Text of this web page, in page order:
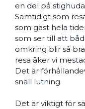
en del på
Samtidigt som
som gäst hela
som ser till att
omkring blir så
resa åker vi
Det är
snäll lutning.
Det är viktigt för